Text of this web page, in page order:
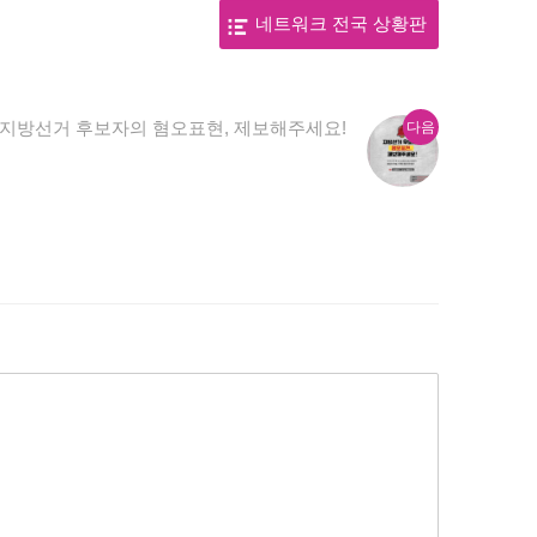
네트워크 전국 상황판
다음 다
음
지방선거 후보자의 혐오표현, 제보해주세요!